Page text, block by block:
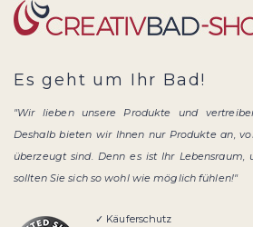
Es geht um Ihr Bad!
"Wir lieben unsere Produkte und
Deshalb bieten wir Ihnen nur Produkte an,
überzeugt sind. Denn es ist Ihr
sollten Sie sich so wohl wie möglich fühlen!"
✓ Käuferschutz